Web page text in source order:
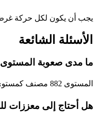
يجب أن يكون لكل حركة غرض
الأسئلة الشائعة
ما مدى صعوبة المستوى 882؟
المستوى 882 مصنف كمستوى Hell Mode (⭐⭐⭐⭐⭐⭐). Ultimate challenge يتطلب هذا المستوى مهارات خبير في حل الألغاز.
هل أحتاج إلى معززات